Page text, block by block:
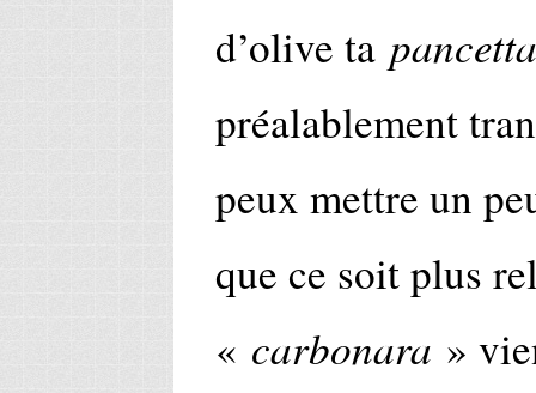
d’olive ta
préalablement
peux mettre un
que ce soit plus
« carbonara »